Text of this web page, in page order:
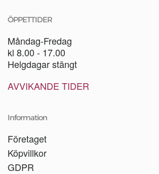
ÖPPETTIDER
Måndag-Fredag
kl 8.00 - 17.00
Helgdagar stängt
AVVIKANDE TIDER
Information
Företaget
Köpvillkor
GDPR